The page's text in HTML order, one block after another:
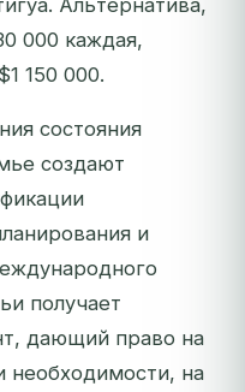
Альтернатива,
000 каждая,
150 000.
состояния
создают
и
получает
дающий право на
необходимости, на